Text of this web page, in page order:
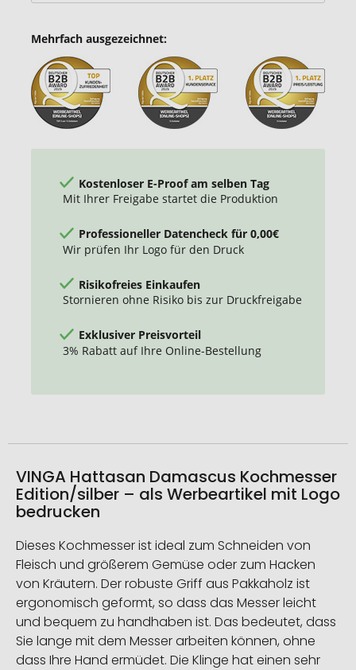
Mehrfach ausgezeichnet:
Kostenloser E-Proof am selben Tag
Mit Ihrer Freigabe startet die Produktion
Professioneller Datencheck für 0,00€
Wir prüfen Ihr Logo für den Druck
Risikofreies Einkaufen
Stornieren ohne Risiko bis zur Druckfreigabe
Exklusiver Preisvorteil
3% Rabatt auf Ihre Online-Bestellung
VINGA Hattasan Damascus Kochmesser
Edition/silber – als Werbeartikel mit Logo
bedrucken
Dieses Kochmesser ist ideal zum Schneiden von
Fleisch und größerem Gemüse oder zum Hacken
von Kräutern. Der robuste Griff aus Pakkaholz ist
ergonomisch geformt, so dass das Messer leicht
und bequem zu handhaben ist. Das bedeutet, dass
Sie lange mit dem Messer arbeiten können, ohne
dass Ihre Hand ermüdet. Die Klinge hat einen sehr